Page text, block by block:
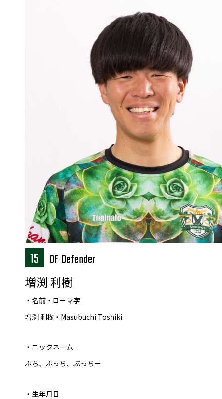
U-12・U-8
最新情報
サッカースクール
普及活動
サッカーチーム
女子U-15・U-18
ピース(障がい者サッ
シニアサッカーチーム
フェミニーノ（女子）
スポーツ教室
パートナー
パートナー
パートナー募集
とちぎフットボールセ
ブログ
15
2DF-Defender
増渕 利樹
・名前・ローマ字
増渕 利樹・Masubuchi Toshiki
・ニックネーム
ぶち、ぶっち、ぶっちー
・生年月日